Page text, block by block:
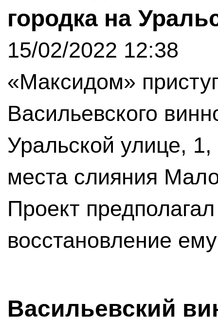
городка на
15/02/2022 12:38
«Максидом»
Васильевского
Уральской улице,
места слияния
Проект
восстановление
Васильевский